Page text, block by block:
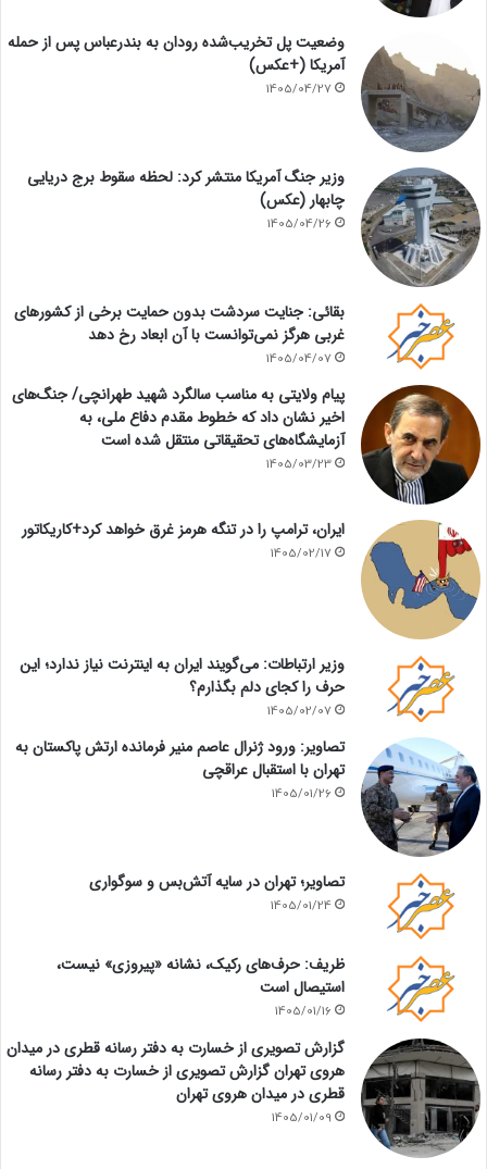
وضعیت پل تخریب‌شده رودان به بندرعباس پس از حمله
آمریکا (+عکس)
1405/04/27
وزیر جنگ آمریکا منتشر کرد: لحظه سقوط برج دریایی
چابهار (عکس)
1405/04/26
بقائی: جنایت سردشت بدون حمایت برخی از کشورهای
غربی هرگز نمی‌توانست با آن ابعاد رخ دهد
1405/04/07
پیام ولایتی به مناسب سالگرد شهید طهرانچی/ جنگ‌های
اخیر نشان داد که خطوط مقدم دفاع ملی، به
آزمایشگاه‌های تحقیقاتی منتقل شده است
1405/03/23
ایران، ترامپ را در تنگه هرمز غرق خواهد کرد+کاریکاتور
1405/02/17
وزیر ارتباطات: می‌گویند ایران به اینترنت نیاز ندارد؛ این
حرف را کجای دلم بگذارم؟
1405/02/07
تصاویر: ورود ژنرال عاصم منیر فرمانده ارتش پاکستان به
تهران با استقبال عراقچی
1405/01/26
تصاویر؛ تهران در سایه آتش‌بس و سوگواری
1405/01/24
ظریف: حرف‌های رکیک، نشانه «پیروزی» نیست،
استیصال است
1405/01/16
گزارش تصویری از خسارت به دفتر رسانه قطری در میدان
هروی تهران گزارش تصویری از خسارت به دفتر رسانه
قطری در میدان هروی تهران
1405/01/09